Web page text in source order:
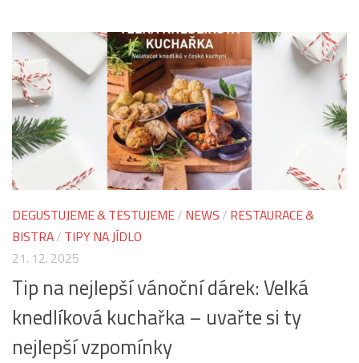
DEGUSTUJEME & TESTUJEME/ NEWS / RESTAURACE &
BISTRA/ TIPY NA JÍDLO
21. 12. 2025
Tip na nejlepší vánoční dárek: Velká
knedlíková kuchařka – uvařte si ty
nejlepší vzpomínky